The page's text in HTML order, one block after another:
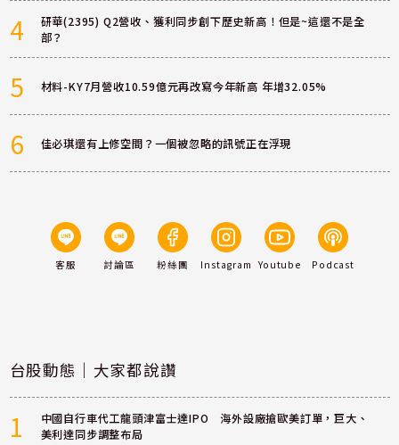
4
研華(2395) Q2營收、獲利同步創下歷史新高！但是~這還不是全
部？
5 材料-KY7月營收10.59億元再改寫今年新高 年增32.05%
6 佳必琪還有上修空間？一個被忽略的訊號正在浮現
客服 討論區 粉絲團 Instagram Youtube Podcast
台股動態｜大家都說讚
1
中國自行車代工龍頭津富士達IPO 海外設廠搶歐美訂單，巨大、
美利達同步調整布局